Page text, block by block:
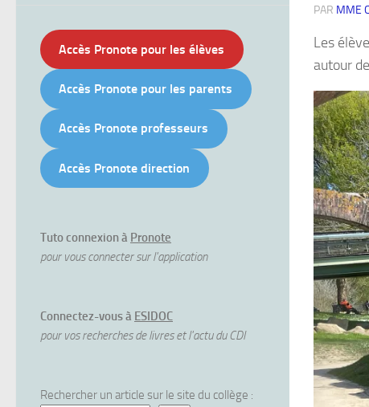
PAR MME
Les
autour
Accès Pronote pour les élèves
Accès Pronote pour les parents
Accès Pronote professeurs
Accès Pronote direction
Tuto connexion à Pronote
pour vous connecter sur l'application
Connectez-vous à ESIDOC
pour vos recherches de livres et l'actu du CDI
Rechercher un article sur le site du collège :